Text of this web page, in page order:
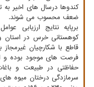
ضعف محسوب می شوند.
برپایه نتایج ارزیابی
کوهستانی خرس در
فرصت های موجود بوده و
حفاظتی در طبیعت و
سرمازدگی درختان میوه